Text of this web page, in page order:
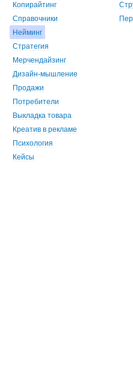
Копирайтинг
Справочники
Нейминг
Стратегия
Мерчендайзинг
Дизайн-мышление
Продажи
Потребители
Выкладка товара
Креатив в рекламе
Психология
Кейсы